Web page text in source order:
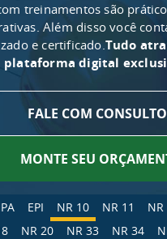
treinamentos são
Além disso você
e certificado.Tudo
plataforma digital
FALE COM
MONTE SEU
EPI NR 10 NR 11
NR 20 NR 33 NR 34